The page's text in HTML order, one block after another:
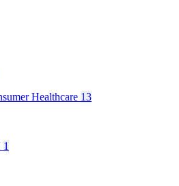
Healthcare 13
1